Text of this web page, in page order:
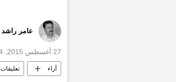
عامر راشد
27 أغسطس 2015, 17:54 GMT
آراء تعليقات